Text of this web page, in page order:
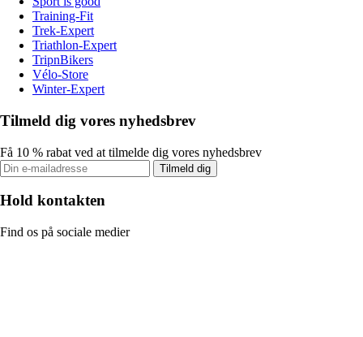
Training-Fit
Trek-Expert
Triathlon-Expert
TripnBikers
Vélo-Store
Winter-Expert
Tilmeld dig vores nyhedsbrev
Få 10 % rabat ved at tilmelde dig vores nyhedsbrev
Tilmeld dig
Hold kontakten
Find os på sociale medier